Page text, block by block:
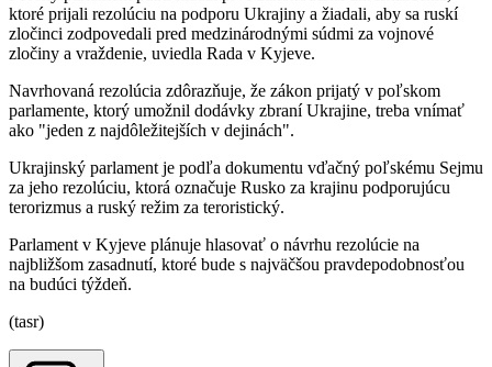
ktoré prijali rezolúciu na podporu Ukrajiny a žiadali, aby sa ruskí
zločinci zodpovedali pred medzinárodnými súdmi za vojnové
zločiny a vraždenie, uviedla Rada v Kyjeve.
Navrhovaná rezolúcia zdôrazňuje, že zákon prijatý v poľskom
parlamente, ktorý umožnil dodávky zbraní Ukrajine, treba vnímať
ako "jeden z najdôležitejších v dejinách".
Ukrajinský parlament je podľa dokumentu vďačný poľskému Sejmu
za jeho rezolúciu, ktorá označuje Rusko za krajinu podporujúcu
terorizmus a ruský režim za teroristický.
Parlament v Kyjeve plánuje hlasovať o návrhu rezolúcie na
najbližšom zasadnutí, ktoré bude s najväčšou pravdepodobnosťou
na budúci týždeň.
(tasr)